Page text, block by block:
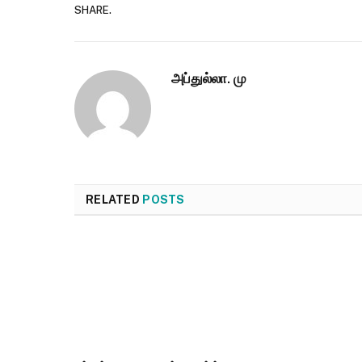
SHARE.
அப்துல்லா. மு
RELATED POSTS